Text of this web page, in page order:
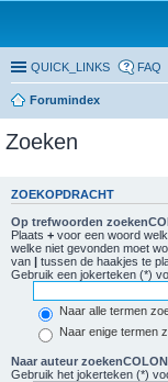
QUICK_LINKS FAQ
Forumindex
Zoeken
ZOEKOPDRACHT
Op trefwoorden
Plaats + voor een woord
welke niet gevonden moet
van | tussen de haakjes te
Gebruik een jokerteken (*)
Naar alle termen
Naar enige termen
Naar auteur zoekenCOLON
Gebruik het jokerteken (*)